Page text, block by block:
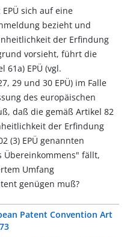
sich auf eine
bezieht und
der Erfindung
vorsieht, führt die
61a) EPÜ (vgl.
29 und 30 EPÜ) im Falle
des europäischen
daß die gemäß Artikel 82
der Erfindung
(3) EPÜ genannten
Übereinkommens" fällt,
Umfang
genügen muß?
Patent Convention Art